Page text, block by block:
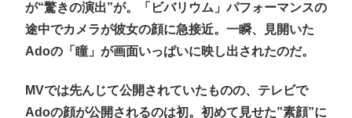
が“驚きの演出”が。「ビバリウム」パフォーマンスの
途中でカメラが彼女の顔に急接近。一瞬、見開いた
Adoの「瞳」が画面いっぱいに映し出されたのだ。
MVでは先んじて公開されていたものの、テレビで
Adoの顔が公開されるのは初。初めて見せた”素顔”に